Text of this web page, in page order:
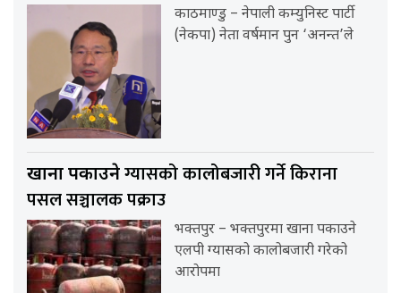
काठमाण्डु – नेपाली कम्युनिस्ट पार्टी
(नेकपा) नेता वर्षमान पुन ‘अनन्त’ले
खाना पकाउनेग्यासको कालोबजारी गर्ने किराना
पसल सञ्चालक पक्राउ
भक्तपुर – भक्तपुरमा खाना पकाउने
एलपी ग्यासको कालोबजारी गरेको
आरोपमा